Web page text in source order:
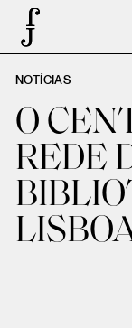
José
A
Parceiros
NOTÍCIAS
O
REDE